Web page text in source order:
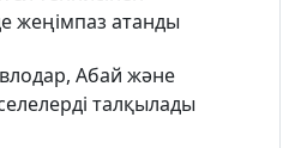
жеңімпаз атанды
Абай және
талқылады